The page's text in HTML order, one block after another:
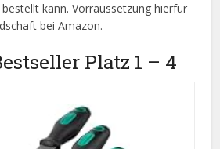
kann. Vorraussetzung hierfür
bei Amazon.
Platz 1 – 4